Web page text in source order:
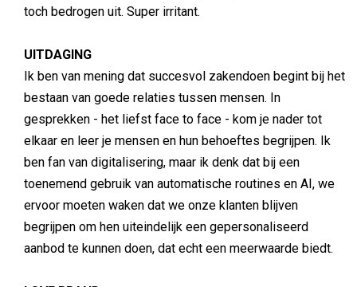
toch bedrogen uit. Super irritant.
UITDAGING
Ik ben van mening dat succesvol zakendoen begint bij het
bestaan van goede relaties tussen mensen. In
gesprekken - het liefst face to face - kom je nader tot
elkaar en leer je mensen en hun behoeftes begrijpen. Ik
ben fan van digitalisering, maar ik denk dat bij een
toenemend gebruik van automatische routines en AI, we
ervoor moeten waken dat we onze klanten blijven
begrijpen om hen uiteindelijk een gepersonaliseerd
aanbod te kunnen doen, dat echt een meerwaarde biedt.